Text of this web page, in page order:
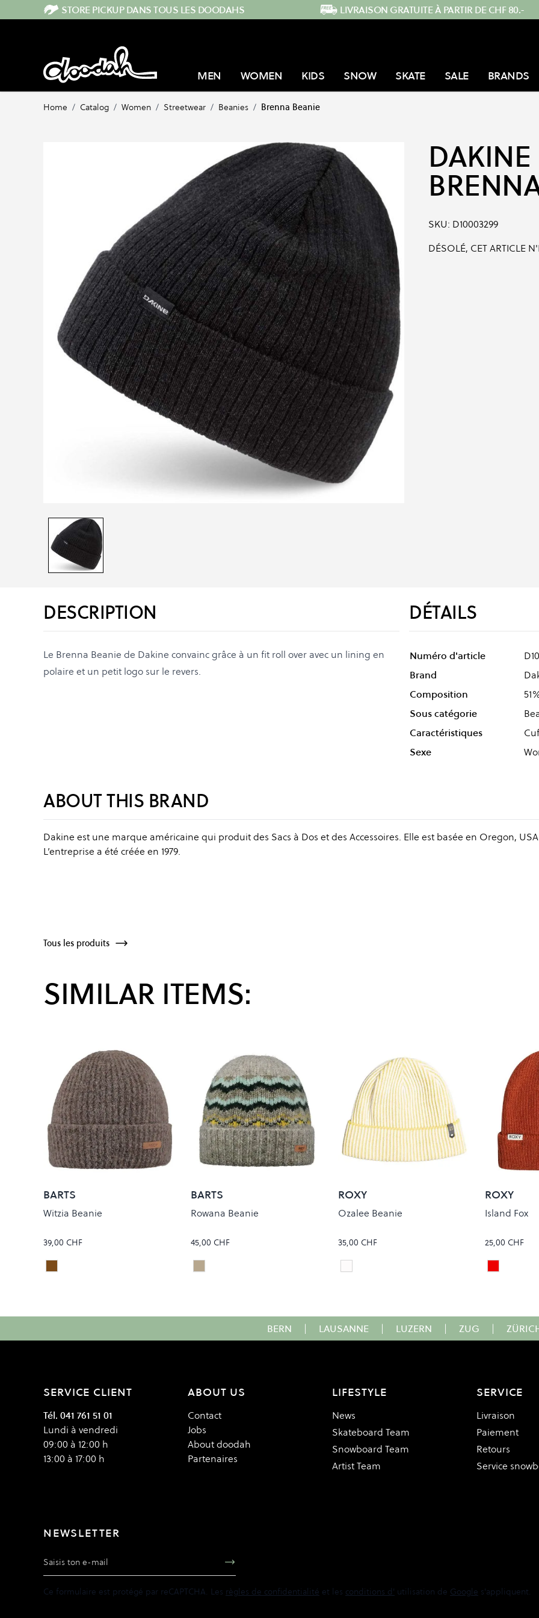
Skip to ContentSTORE PICKUP DANS TOUS LES DOODAHS LIVRAISON GRATUITE À PARTIR DE CHF 80.-
MEN WOMEN KIDS SNOW SKATE SALE BRANDS
Home / Catalog / Women / Streetwear / Beanies / Brenna Beanie
DAKINE
SKU: D10003299
DÉSOLÉ, CET ARTICLE
DESCRIPTION
Le Brenna Beanie de Dakine convainc grâce à un fit roll over avec un lining en
polaire et un petit logo sur le revers.
DÉTAILS
Numéro d'article
Brand
Composition
Sous catégorie
Caractéristiques
Sexe
ABOUT THIS BRAND
Dakine est une marque américaine qui produit des Sacs à Dos et des Accessoires. Elle est basée en Oregon,
L’entreprise a été créée en 1979.
Tous les produits
SIMILAR ITEMS:
BARTS
Witzia Beanie
39,00 CHF
Colour
Brown
BARTS
Rowana Beanie
45,00 CHF
Colour
Army
ROXY
Ozalee Beanie
35,00 CHF
Colour
Bright White
ROXY
Island Fox
25,00 CHF
Colour
Cedar
BERN | LAUSANNE | LUZERN | ZUG |
SERVICE CLIENT
Tél. 041 761 51 01
Lundi à vendredi
09:00 à 12:00 h
13:00 à 17:00 h
ABOUT US
Contact
Jobs
About doodah
Partenaires
LIFESTYLE
News
Skateboard Team
Snowboard Team
Artist Team
SERVICE
Livraison
Paiement
Retours
Service
NEWSLETTER
Adresse e-mail
Ce formulaire est protégé par reCAPTCHA. Les règles de confidentialité et les conditions d' utilisation de Google s'appliquent.